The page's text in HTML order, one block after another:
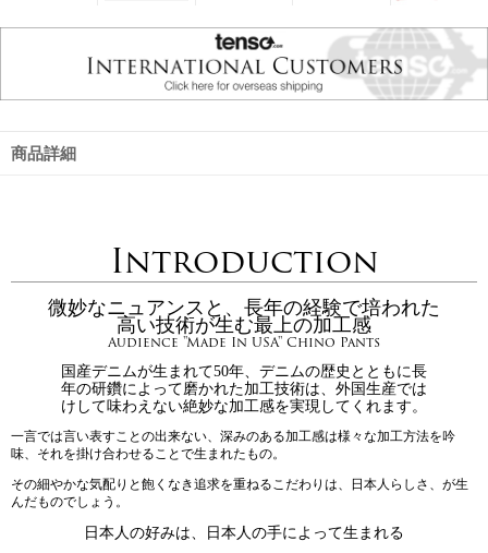
商品詳細
Introduction
微妙なニュアンスと、長年の経験で培われた
高い技術が生む最上の加工感
Audience "Made In USA" Chino Pants
国産デニムが生まれて50年、デニムの歴史とともに長
年の研鑽によって磨かれた加工技術は、外国生産では
けして味わえない絶妙な加工感を実現してくれます。
一言では言い表すことの出来ない、深みのある加工感は様々な加工方法を吟
味、それを掛け合わせることで生まれたもの。
その細やかな気配りと飽くなき追求を重ねるこだわりは、日本人らしさ、が生
んだものでしょう。
日本人の好みは、日本人の手によって生まれる